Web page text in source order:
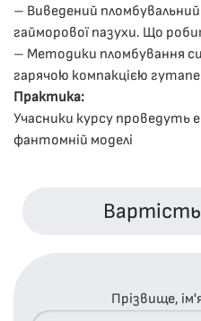
– Виведений
гайморової пазухи. Що
– Методики пломбування
гарячою компакцією
Практика:
Учасники курсу проведуть
фантомній моделі
Прізвище,